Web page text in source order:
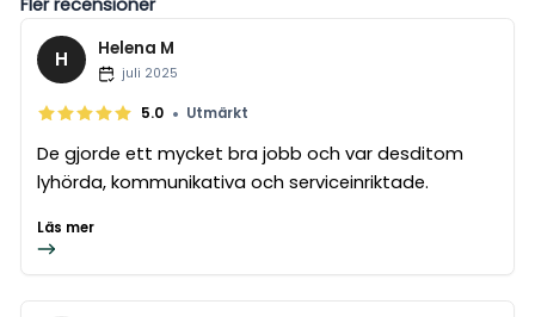
H Helena M
juli 2025
5.0 • Utmärkt
De gjorde ett mycket bra jobb och var desditom
lyhörda, kommunikativa och serviceinriktade.
Läs mer